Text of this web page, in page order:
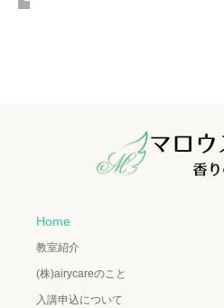
Home
教室紹介
(株)airycareのこと
入講申込について